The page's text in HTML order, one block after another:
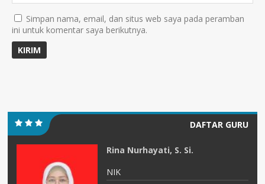
Simpan nama, email, dan situs web saya pada peramban
ini untuk komentar saya berikutnya.
DAFTAR GURU
Rina Nurhayati, S. Si.
NIK